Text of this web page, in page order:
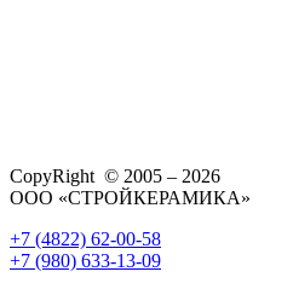
CopyRight © 2005 – 2026
ООО «СТРОЙКЕРАМИКА»
+7 (4822) 62-00-58
+7 (980) 633-13-09